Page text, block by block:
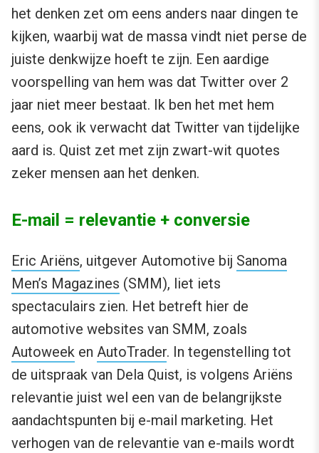
het denken zet om eens anders naar dingen te
kijken, waarbij wat de massa vindt niet perse de
juiste denkwijze hoeft te zijn. Een aardige
voorspelling van hem was dat Twitter over 2
jaar niet meer bestaat. Ik ben het met hem
eens, ook ik verwacht dat Twitter van tijdelijke
aard is. Quist zet met zijn zwart-wit quotes
zeker mensen aan het denken.
E-mail = relevantie + conversie
Eric Ariëns, uitgever Automotive bij Sanoma
Men’s Magazines (SMM), liet iets
spectaculairs zien. Het betreft hier de
automotive websites van SMM, zoals
Autoweek en AutoTrader. In tegenstelling tot
de uitspraak van Dela Quist, is volgens Ariëns
relevantie juist wel een van de belangrijkste
aandachtspunten bij e-mail marketing. Het
verhogen van de relevantie van e-mails wordt